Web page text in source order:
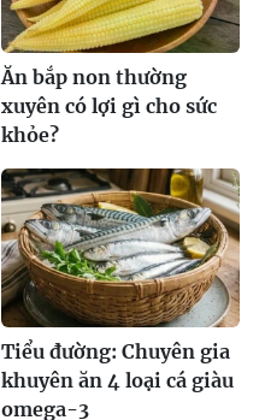
Ăn bắp non thường
xuyên có lợi gì cho sức
khỏe?
Tiểu đường: Chuyên gia
khuyên ăn 4 loại cá giàu
omega-3